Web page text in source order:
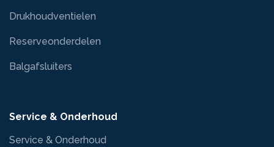
Drukhoudventielen
Reserveonderdelen
Balgafsluiters
Service & Onderhoud
Service & Onderhoud